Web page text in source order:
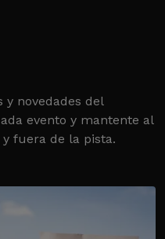
novedades del
evento y mantente al
fuera de la pista.